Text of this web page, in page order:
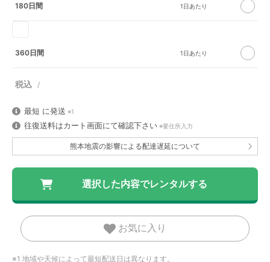
180日間
360日間
最短 に発送 ※1
往復送料はカート画面にて確認下さい ※要住所入力
熊本地震の影響による配達遅延について
お気に入り
※1 地域や天候によって最短配送日は異なります。